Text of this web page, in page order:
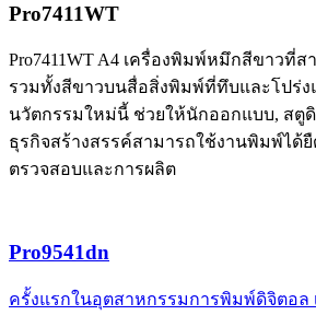
Pro7411WT
Pro7411WT A4 เครื่องพิมพ์หมึกสีขาวที่
รวมทั้งสีขาวบนสื่อสิ่งพิมพ์ที่ทึบและโปร่ง
นวัตกรรมใหม่นี้ ช่วยให้นักออกแบบ, สตู
ธุรกิจสร้างสรรค์สามารถใช้งานพิมพ์ได้
ตรวจสอบและการผลิต
Pro9541dn
ครั้งแรกในอุตสาหกรรมการพิมพ์ดิจิตอล